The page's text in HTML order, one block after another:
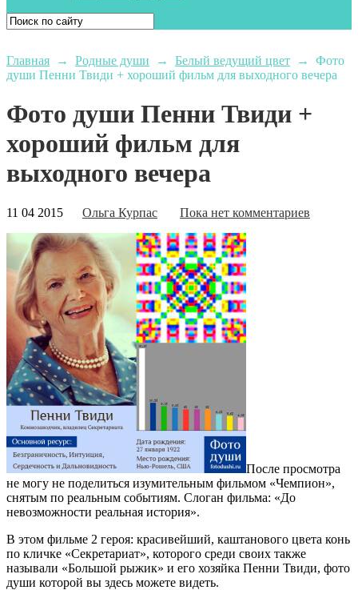
Главная → Родные души → Белый ведущий цвет → Фото
души Пенни Твиди + хороший фильм для выходного вечера
Фото души Пенни Твиди +
хороший фильм для
выходного вечера
11 04 2015 Ольга Курпас Пока нет комментариев
После просмотра
не могу не поделиться изумительным фильмом «Чемпион»,
снятым по реальным событиям. Слоган фильма: «До
невозможности реальная история».
В этом фильме 2 героя: красивейший, каштанового цвета конь
по кличке «Секретариат», которого среди своих также
называли «Большой рыжик» и его хозяйка Пенни Твиди, фото
души которой вы здесь можете видеть.